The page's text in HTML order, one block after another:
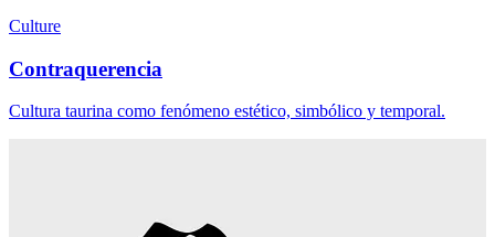
Culture
Contraquerencia
Cultura taurina como fenómeno estético, simbólico y temporal.